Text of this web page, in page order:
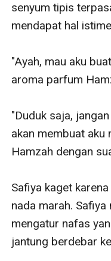
senyum tipis
mendapat hal
"Ayah, mau aku
aroma parfum
"Duduk saja,
akan membuat aku
Hamzah dengan
Safiya kaget
nada marah.
mengatur nafas
jantung berdebar